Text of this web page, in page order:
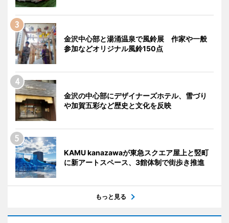
金沢中心部と湯涌温泉で風鈴展 作家や一般
参加などオリジナル風鈴150点
金沢の中心部にデザイナーズホテル、雪づり
や加賀五彩など歴史と文化を反映
KAMU kanazawaが東急スクエア屋上と竪町
に新アートスペース、3館体制で街歩き推進
もっと見る